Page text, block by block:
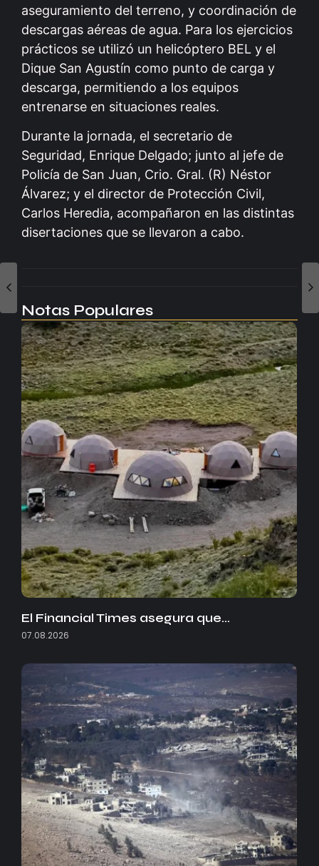
aseguramiento del terreno, y coordinación de
descargas aéreas de agua. Para los ejercicios
prácticos se utilizó un helicóptero BEL y el
Dique San Agustín como punto de carga y
descarga, permitiendo a los equipos
entrenarse en situaciones reales.
Durante la jornada, el secretario de
Seguridad, Enrique Delgado; junto al jefe de
Policía de San Juan, Crio. Gral. (R) Néstor
Álvarez; y el director de Protección Civil,
Carlos Heredia, acompañaron en las distintas
disertaciones que se llevaron a cabo.
Notas Populares
El Financial Times asegura que…
07.08.2026